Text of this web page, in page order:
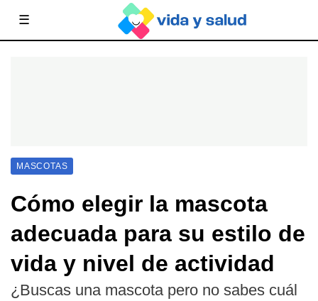
☰
MASCOTAS
Cómo elegir la mascota
adecuada para su estilo de
vida y nivel de actividad
¿Buscas una mascota pero no sabes cuál